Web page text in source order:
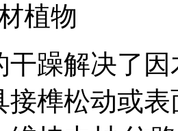
植物
解决了因
接榫松动或